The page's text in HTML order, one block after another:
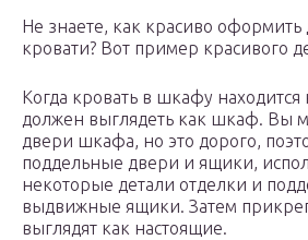
Не знаете, как красиво
кровати? Вот пример красивого
Когда кровать в шкафу
должен выглядеть как шкаф. Вы
двери шкафа, но это дорого,
поддельные двери и ящики,
некоторые детали отделки и
выдвижные ящики. Затем
выглядят как настоящие.